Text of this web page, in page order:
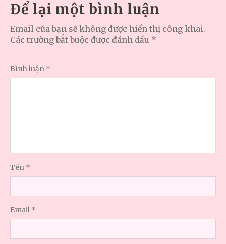
Để lại một bình luận
Email của bạn sẽ không được hiển thị công khai.
Các trường bắt buộc được đánh dấu *
Bình luận *
Tên *
Email *